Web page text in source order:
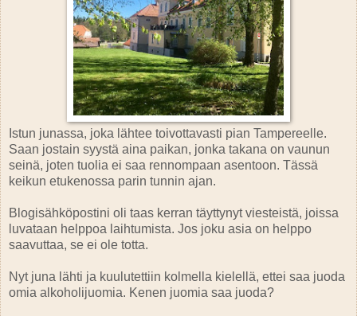
Istun junassa, joka lähtee toivottavasti pian Tampereelle.
Saan jostain syystä aina paikan, jonka takana on vaunun
seinä, joten tuolia ei saa rennompaan asentoon. Tässä
keikun etukenossa parin tunnin ajan.
Blogisähköpostini oli taas kerran täyttynyt viesteistä, joissa
luvataan helppoa laihtumista. Jos joku asia on helppo
saavuttaa, se ei ole totta.
Nyt juna lähti ja kuulutettiin kolmella kielellä, ettei saa juoda
omia alkoholijuomia. Kenen juomia saa juoda?